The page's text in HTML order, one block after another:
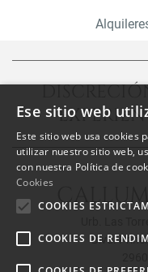
CALLUM
Blvd.
Ese sitio web
Este sitio web usa cookies
utilizar nuestro sitio web,
con nuestra Política de
Cookies
COOKIES
COOKIES DE